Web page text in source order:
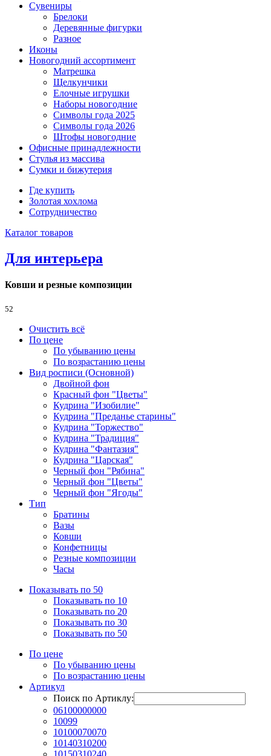
Сувениры
Брелоки
Деревянные фигурки
Разное
Иконы
Новогодний ассортимент
Матрешка
Щелкунчики
Елочные игрушки
Наборы новогодние
Символы года 2025
Символы года 2026
Штофы новогодние
Офисные принадлежности
Стулья из массива
Сумки и бижутерия
Где купить
Золотая хохлома
Сотрудничество
Каталог товаров
Для интерьера
Ковши и резные композиции
52
Очистить всё
По цене
По убыванию цены
По возрастанию цены
Вид росписи (Основной)
Двойной фон
Красный фон "Цветы"
Кудрина "Изобилие"
Кудрина "Преданье старины"
Кудрина "Торжество"
Кудрина "Традиция"
Кудрина "Фантазия"
Кудрина "Царская"
Черный фон "Рябина"
Черный фон "Цветы"
Черный фон "Ягоды"
Тип
Братины
Вазы
Ковши
Конфетницы
Резные композиции
Часы
Показывать по 50
Показывать по 10
Показывать по 20
Показывать по 30
Показывать по 50
По цене
По убыванию цены
По возрастанию цены
Артикул
Поиск по Артиклу:
06100000000
10099
10100070070
10140310200